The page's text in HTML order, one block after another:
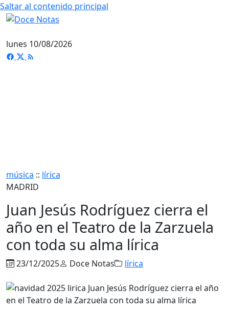
Saltar al contenido principal
lunes 10/08/2026
música :: lírica
MADRID
Juan Jesús Rodríguez cierra el
año en el Teatro de la Zarzuela
con toda su alma lírica
23/12/2025 Doce Notas lírica